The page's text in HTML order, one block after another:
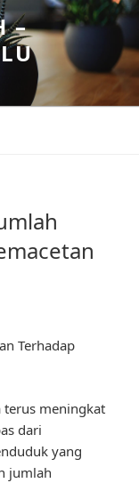
–
Terhadap
terus meningkat
dari
yang
jumlah